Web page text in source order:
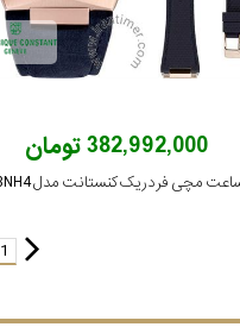
382,992,000 تومان
1